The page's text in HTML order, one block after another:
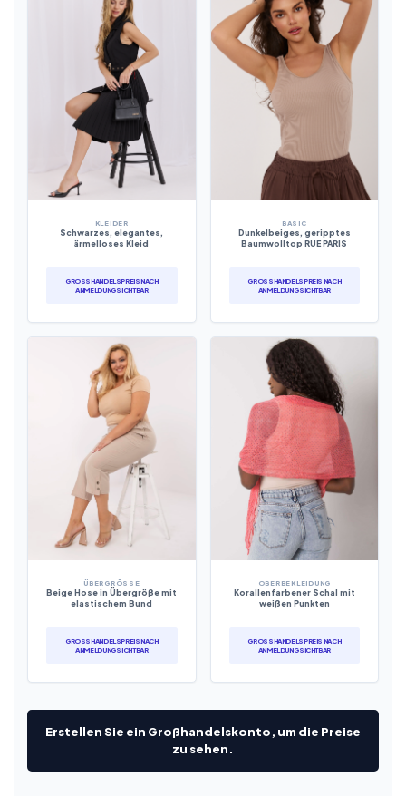
KLEIDER
Schwarzes, elegantes,
ärmelloses Kleid
GROSSHANDELSPREIS NACH A
NMELDUNG SICHTBAR
BASIC
Dunkelbeiges, geripptes
Baumwolltop RUE PARIS
GROSSHANDELSPREIS NACH A
NMELDUNG SICHTBAR
ÜBERGRÖSSE
Beige Hose in Übergröße mit
elastischem Bund
GROSSHANDELSPREIS NACH A
NMELDUNG SICHTBAR
OBERBEKLEIDUNG
Korallenfarbener Schal mit
weißen Punkten
GROSSHANDELSPREIS NACH A
NMELDUNG SICHTBAR
Erstellen Sie ein Großhandelskonto, um die Preise
zu sehen.